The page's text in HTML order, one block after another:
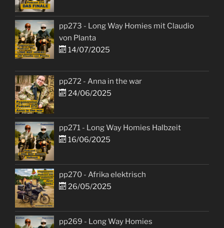
pp273 - Long Way Homies mit Claudio
von Planta
14/07/2025
pp272 - Anna in the war
24/06/2025
pp271 - Long Way Homies Halbzeit
16/06/2025
pp270 - Afrika elektrisch
26/05/2025
pp269 - Long Way Homies